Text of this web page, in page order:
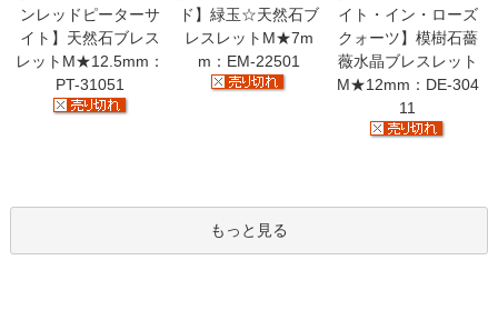
ンレッドピーターサ
イト】天然石ブレス
レットM★12.5mm：
PT-31051
ド】緑玉☆天然石ブ
レスレットM★7m
m：EM-22501
イト・イン・ローズ
クォーツ】模樹石薔
薇水晶ブレスレット
M★12mm：DE-304
11
もっと見る